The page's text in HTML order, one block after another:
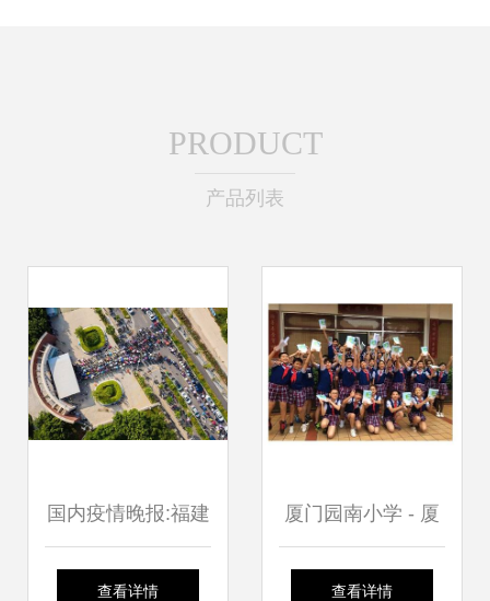
PRODUCT
产品列表
国内疫情晚报:福建
5天报告120+19例,
查看详情
厦门园南小学 - 厦
门市小学黄页
查看详情